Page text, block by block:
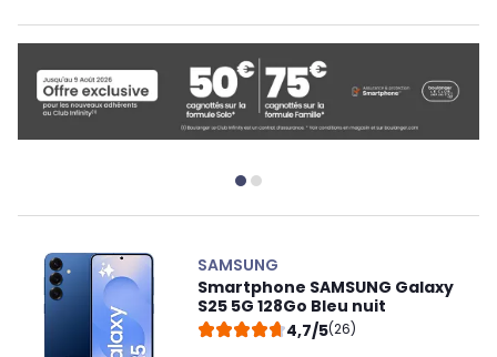
SAMSUNG
Smartphone SAMSUNG Galaxy
S25 5G 128Go Bleu nuit
4,7/5(26)